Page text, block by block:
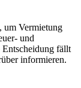
um Vermietung
und
Entscheidung fällt
informieren.